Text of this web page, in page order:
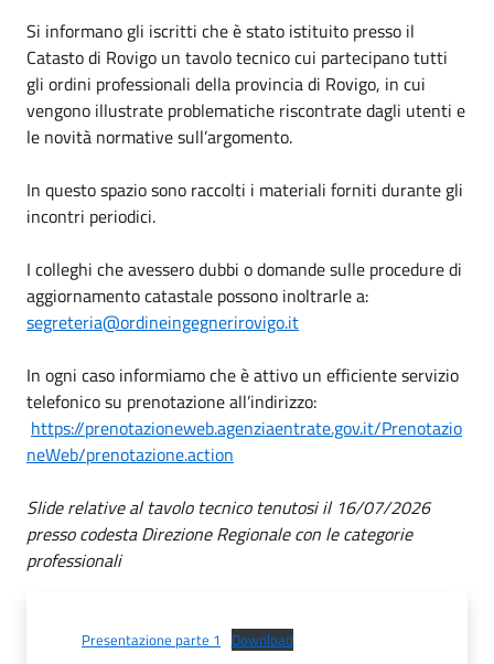
Si informano gli iscritti che è stato istituito presso il
Catasto di Rovigo un tavolo tecnico cui partecipano tutti
gli ordini professionali della provincia di Rovigo, in cui
vengono illustrate problematiche riscontrate dagli utenti e
le novità normative sull’argomento.
In questo spazio sono raccolti i materiali forniti durante gli
incontri periodici.
I colleghi che avessero dubbi o domande sulle procedure di
aggiornamento catastale possono inoltrarle a:
segreteria@ordineingegnerirovigo.it
In ogni caso informiamo che è attivo un efficiente servizio
telefonico su prenotazione all’indirizzo:
https://prenotazioneweb.agenziaentrate.gov.it/Prenotazio
neWeb/prenotazione.action
Slide relative al tavolo tecnico tenutosi il 16/07/2026
presso codesta Direzione Regionale con le categorie
professionali
Presentazione parte 1 Download